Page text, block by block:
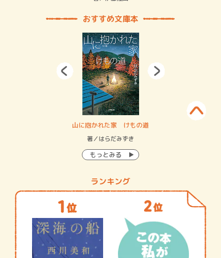
おすすめ文庫本
山に抱かれた家 けもの道
著／はらだみずき
もっとみる
ランキング